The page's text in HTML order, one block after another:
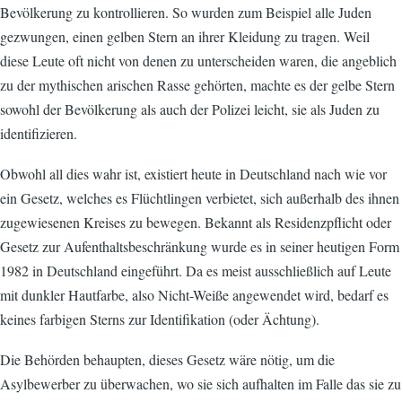
Bevölkerung zu kontrollieren. So wurden zum Beispiel alle Juden
gezwungen, einen gelben Stern an ihrer Kleidung zu tragen. Weil
diese Leute oft nicht von denen zu unterscheiden waren, die angeblich
zu der mythischen arischen Rasse gehörten, machte es der gelbe Stern
sowohl der Bevölkerung als auch der Polizei leicht, sie als Juden zu
identifizieren.
Obwohl all dies wahr ist, existiert heute in Deutschland nach wie vor
ein Gesetz, welches es Flüchtlingen verbietet, sich außerhalb des ihnen
zugewiesenen Kreises zu bewegen. Bekannt als Residenzpflicht oder
Gesetz zur Aufenthaltsbeschränkung wurde es in seiner heutigen Form
1982 in Deutschland eingeführt. Da es meist ausschließlich auf Leute
mit dunkler Hautfarbe, also Nicht-Weiße angewendet wird, bedarf es
keines farbigen Sterns zur Identifikation (oder Ächtung).
Die Behörden behaupten, dieses Gesetz wäre nötig, um die
Asylbewerber zu überwachen, wo sie sich aufhalten im Falle das sie zu